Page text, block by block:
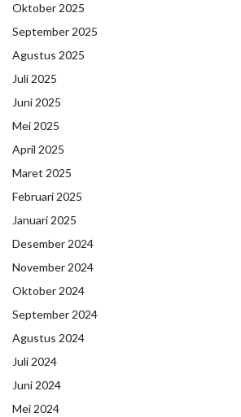
Oktober 2025
September 2025
Agustus 2025
Juli 2025
Juni 2025
Mei 2025
April 2025
Maret 2025
Februari 2025
Januari 2025
Desember 2024
November 2024
Oktober 2024
September 2024
Agustus 2024
Juli 2024
Juni 2024
Mei 2024